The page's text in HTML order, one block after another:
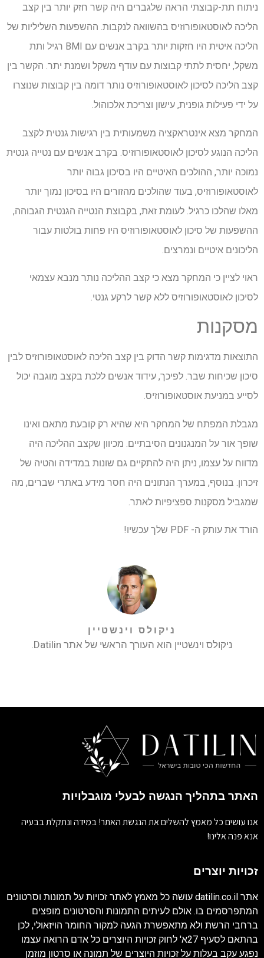
ניתוח תת-קבוצתי הראה שלגברים היה קשר חזק יותר בין קצב
הליכה לאוסטאופורוזיס בהשוואה לנקבות. ההשפעות השליליות של
הליכה איטית היו חזקות יותר בקרב אנשים עם BMI רגיל ותת
משקל, יחסית לתתי קבוצות עם עודף משקל ושמנת יתר. הקשר בין
קצב הליכה לסיכון לאוסטאופורוזיס נותר דומה בין קבוצות שנוצרו
על ידי פעילות גופנית, עישון וצריכת אלכוהול.
המחקר מצא אינטראקציה משמעותית בין רגישות גנטית לקצב
הליכה הנוגע לסיכון לאוסטאופורוזיס. בקרב אנשים עם נטייה גנטית
נמוכה יותר, ההולכים האיטיים היו בסיכון גבוה יותר
לאוסטאופורוזיס, בעוד שהולכים מהזורים היו בסיכון נמוך יותר
מאלו שהלכו כרגיל. לעומת זאת, בקבוצת הנטייה הגנטית הגבוהה,
ההשפעות של סיכון לאוסטאופורוזיס היו פחות בולטות עבור
הליכונים איטיים ונמרצים.
ראוי לציין כי המחקר מצא כי קצב ההליכה נותר מנבא עצמאי
לסיכון לאוסטאופורוזיס ללא קשר לרקע גנטי.
מסקנות
התוצאות מדגימות קשר הדוק בין קצב הליכה לאוסטאופורוזיס לבין
סיכון שכיחות שבר. לפיכך, עידוד אנשים ללכת בקצב מוגבה יכול
לסייע במניעת אוסטאופורוזיס.
מגבלת המפתח של המחקר היא שהיא רק קובעת מתאם ואינו
שופך אור על המנגנונים הסיבתיים. מכיוון שקצב ההליכה היה
מדווח על עצמו, ניתן היה להתקיים גם שונות במדידה והטיה של
זיכרון. בנוסף, במערך הנתונים היה חסר מידע באתרי שברים, מה
שמגביל מסקנות ספציפיות לאתר.
הורד את עותק ה- PDF שלך עכשיו!
ניקולס וינשטיין
ניקולס וינשטיין הוא העורך הראשי של אתר Datilin.
האתר בתהליך הנגשה לבעלי מוגבלויות
אנו עושים כל מאמץ להשלים את הנגשת האתר! במידה ונתקלת בבעיה
אנא פנה אלינו!
זכויות יוצרים
אתר datilin.co.il עושה כל מאמץ לאתר זכויות על תמונות וסרטונים
המתפרסמים בו. אולם לעיתים התמונות והסרטונים מופצים
ברחבי הרשת ולא מתאפשרת הגעה למקור החומר הויזאולי, לכן
בהתאם לסעיף 27א' לחוק זכויות היוצרים כל אדם הרואה עצמו
נפגע עקב בעלות על זכויות היוצרים של תמונה או סרטון מוזמן